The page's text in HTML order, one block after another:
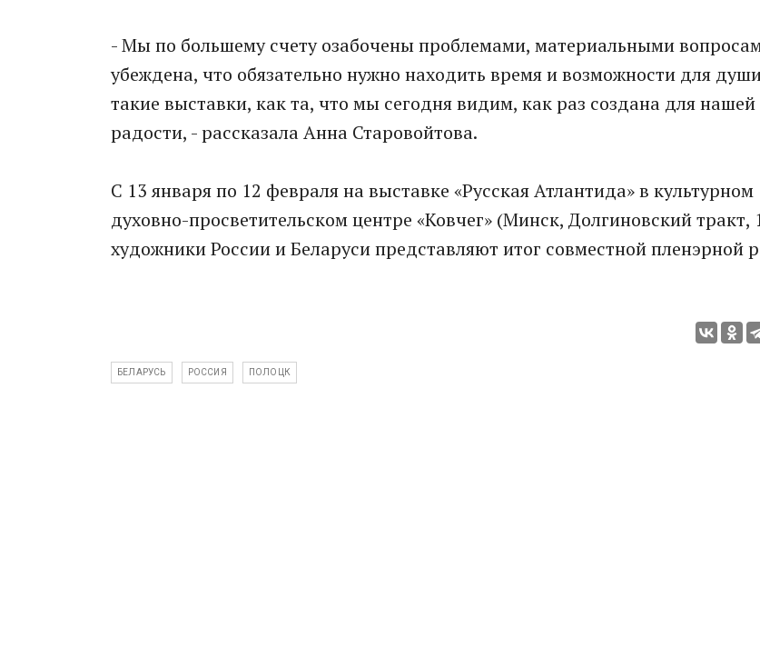
- Мы по большему счету озабочены проблемами, материальными
убеждена, что обязательно нужно находить время и возможности для
такие выставки, как та, что мы сегодня видим, как раз создана для нашей
радости, - рассказала Анна Старовойтова.
С 13 января по 12 февраля на выставке «Русская Атлантида» в культурном
духовно-просветительском центре «Ковчег» (Минск, Долгиновский тракт,
художники России и Беларуси представляют итог совместной пленэрной
БЕЛАРУСЬ РОССИЯ ПОЛОЦК